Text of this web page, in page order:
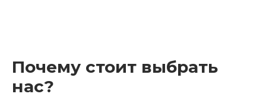
Почему стоит выбрать
нас?